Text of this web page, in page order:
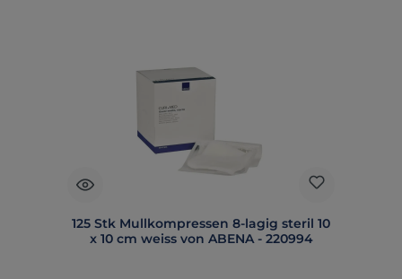
125 Stk Mullkompressen 8-lagig steril 10
x 10 cm weiss von ABENA - 220994